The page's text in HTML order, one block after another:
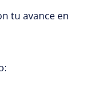
tu avance en